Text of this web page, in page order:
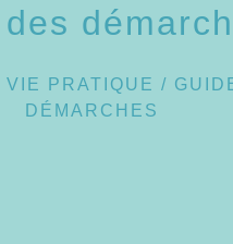
VIE PRATIQUE /
DÉMARCHES